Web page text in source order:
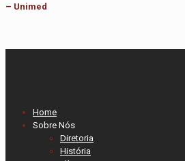
– Unimed
Home
Sobre Nós
Diretoria
História